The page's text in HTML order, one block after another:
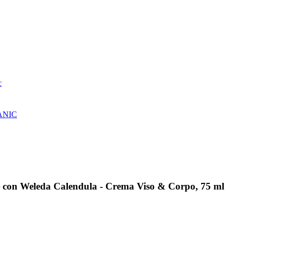
con Weleda Calendula - Crema Viso & Corpo, 75 ml